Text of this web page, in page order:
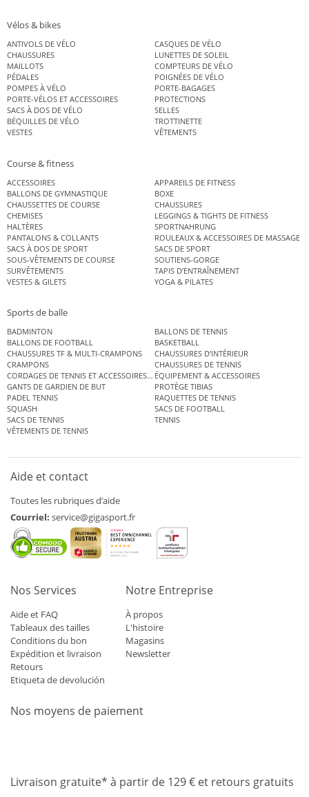
Vélos & bikes
ANTIVOLS DE VÉLO
CASQUES DE VÉLO
CHAUSSURES
LUNETTES DE SOLEIL
MAILLOTS
COMPTEURS DE VÉLO
PÉDALES
POIGNÉES DE VÉLO
POMPES À VÉLO
PORTE-BAGAGES
PORTE-VÉLOS ET ACCESSOIRES
PROTECTIONS
SACS À DOS DE VÉLO
SELLES
BÉQUILLES DE VÉLO
TROTTINETTE
VESTES
VÊTEMENTS
Course & fitness
ACCESSOIRES
APPAREILS DE FITNESS
BALLONS DE GYMNASTIQUE
BOXE
CHAUSSETTES DE COURSE
CHAUSSURES
CHEMISES
LEGGINGS & TIGHTS DE FITNESS
HALTÈRES
SPORTNAHRUNG
PANTALONS & COLLANTS
ROULEAUX & ACCESSOIRES DE MASSAGE
SACS À DOS DE SPORT
SACS DE SPORT
SOUS-VÊTEMENTS DE COURSE
SOUTIENS-GORGE
SURVÊTEMENTS
TAPIS D’ENTRAÎNEMENT
VESTES & GILETS
YOGA & PILATES
Sports de balle
BADMINTON
BALLONS DE TENNIS
BALLONS DE FOOTBALL
BASKETBALL
CHAUSSURES TF & MULTI-CRAMPONS
CHAUSSURES D’INTÉRIEUR
CRAMPONS
CHAUSSURES DE TENNIS
CORDAGES DE TENNIS ET ACCESSOIRES DE TENNISÉQUIPEMENT & ACCESSOIRES
GANTS DE GARDIEN DE BUT
PROTÈGE TIBIAS
PADEL TENNIS
RAQUETTES DE TENNIS
SQUASH
SACS DE FOOTBALL
SACS DE TENNIS
TENNIS
VÊTEMENTS DE TENNIS
Aide et contact
Toutes les rubriques d’aide
Courriel: service@gigasport.fr
Nos Services
Aide et FAQ
Tableaux des tailles
Conditions du bon
Expédition et livraison
Retours
Etiqueta de devolución
Notre Entreprise
À propos
L'histoire
Magasins
Newsletter
Nos moyens de paiement
Livraison gratuite* à partir de 129 € et retours gratuits